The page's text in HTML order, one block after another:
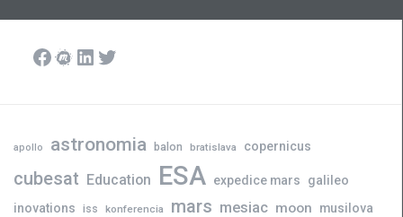
Facebook
Meetup
LinkedIn
Twitter
apollo astronomia balon bratislava copernicus
cubesat Education ESA expedice mars
galileo
inovations iss konferencia mars mesiac moon musilova